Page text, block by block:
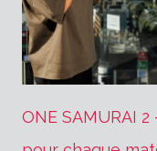
ONE SAMURAI